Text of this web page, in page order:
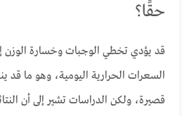
حقًا؟
قد يؤدي تخطي الوجبات وخسارة
السعرات الحرارية اليومية، وهو ما قد
قصيرة، ولكن الدراسات تشير إلى أن